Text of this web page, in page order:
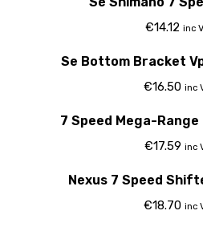
€14.12 inc
Se Bottom Bracket
€16.50 inc
7 Speed Mega-
34T
€17.59 inc
Nexus 7 Speed
€18.70 inc